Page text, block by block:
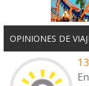
OPINIONES DE